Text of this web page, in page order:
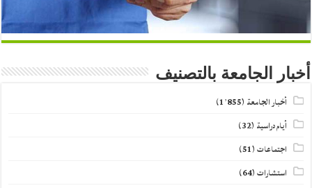
أخبار الجامعة بالتصنيف
أخبار الجامعة (1٬855)
أيام دراسية (32)
اجتماعات(51)
استشارات(64)